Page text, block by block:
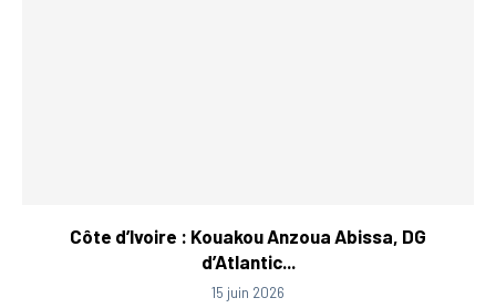
Côte d’Ivoire : Kouakou Anzoua Abissa, DG
d’Atlantic...
15 juin 2026